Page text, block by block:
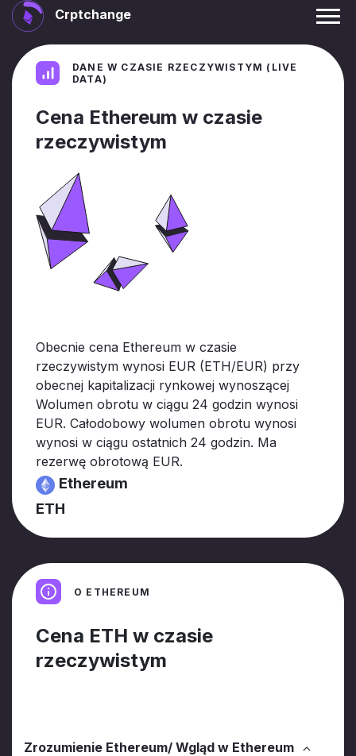
Crptchange
DANE W CZASIE RZECZYWISTYM (LIVE
DATA)
Cena Ethereum w czasie
rzeczywistym
Obecnie cena Ethereum w czasie
rzeczywistym wynosi EUR (ETH/EUR) przy
obecnej kapitalizacji rynkowej wynoszącej
Wolumen obrotu w ciągu 24 godzin wynosi
EUR. Całodobowy wolumen obrotu wynosi
wynosi w ciągu ostatnich 24 godzin. Ma
rezerwę obrotową EUR.
Ethereum
ETH
O ETHEREUM
Cena ETH w czasie
rzeczywistym
Zrozumienie Ethereum/ Wgląd w Ethereum